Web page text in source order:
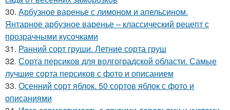
30. Арбузное варенье с лимоном и апельсином.
Янтарное арбузное варенье – классический рецепт с
прозрачными кусочками
31. Ранний сорт груши. Летние сорта груш
32. Сорта персиков для волгоградской области. Самые
лучшие сорта персиков с фото и описанием
33. Осенний сорт яблок. 50 сортов яблок с фото и
описаниями